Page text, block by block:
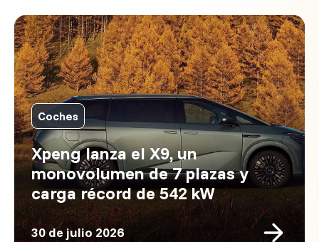
Coches
Xpeng lanza el X9, un
monovolumen de 7 plazas y
carga récord de 542 kW
30 de julio 2026